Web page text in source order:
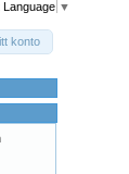
Language ▼
konto